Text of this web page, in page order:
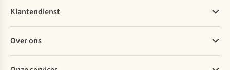
Klantendienst
Bestellen
Betalen
Over ons